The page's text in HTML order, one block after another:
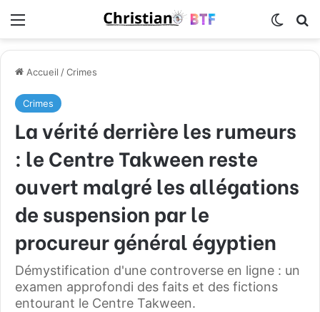
Accueil /Crimes
Crimes
La vérité derrière les rumeurs
: le Centre Takween reste
ouvert malgré les allégations
de suspension par le
procureur général égyptien
Démystification d'une controverse en ligne : un
examen approfondi des faits et des fictions
entourant le Centre Takween.